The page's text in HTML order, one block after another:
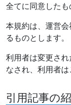
全てに同意したも
本規約は、運営
るものとします。
利用者は変更さ
なされ、利用者は
引用記事の